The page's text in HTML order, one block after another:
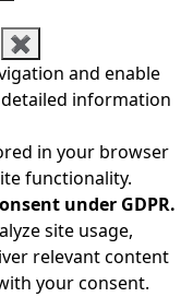
✖
and enable
information
in your browser
functionality.
under GDPR.
site usage,
relevant content
your consent.